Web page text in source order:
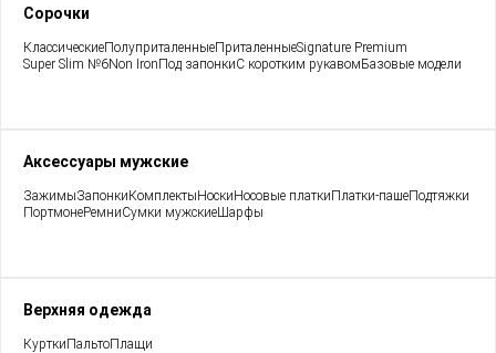
Сорочки
КлассическиеПолуприталенныеПриталенныеSignature Premium
Super Slim №6Non IronПод запонкиС коротким рукавомБазовые модели
Аксессуары мужские
ЗажимыЗапонкиКомплектыНоскиНосовые платкиПлатки-пашеПодтяжки
ПортмонеРемниСумки мужскиеШарфы
Верхняя одежда
КурткиПальтоПлащи